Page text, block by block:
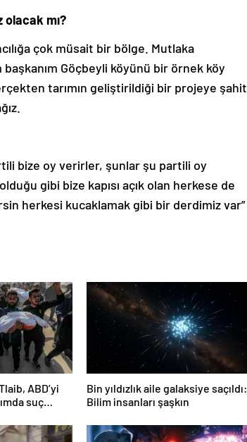
olacak mı?
çok müsait bir bölge. Mutlaka
Göçbeyli köyünü bir örnek köy
tarımın geliştirildiği bir projeye şahit
bize oy verirler, şunlar şu partili oy
gibi bize kapısı açık olan herkese de
herkesi kucaklamak gibi bir derdimiz var”
ABD’yi
suç
Bin yıldızlık aile galaksiye saçıldı:
Bilim insanları şaşkın